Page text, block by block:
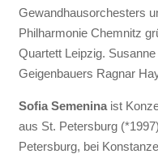
Gewandhausorchesters
Philharmonie Chemnitz
Quartett Leipzig.
Geigenbauers Ragnar
Sofia Semeninaist
aus St. Petersburg
Petersburg, bei